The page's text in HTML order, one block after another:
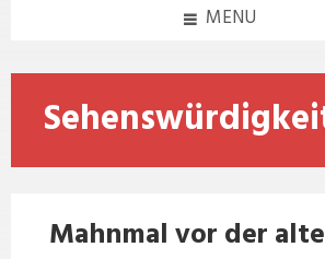
MENU
Mahnmal vor der